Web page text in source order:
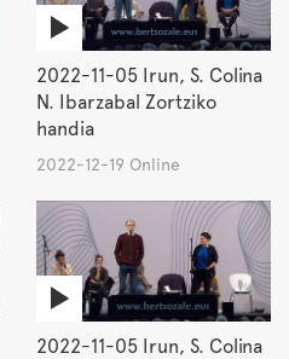
2022-11-05 Irun, S. Colina
N. Ibarzabal Zortziko
handia
2022-12-19 Online
2022-11-05 Irun, S. Colina